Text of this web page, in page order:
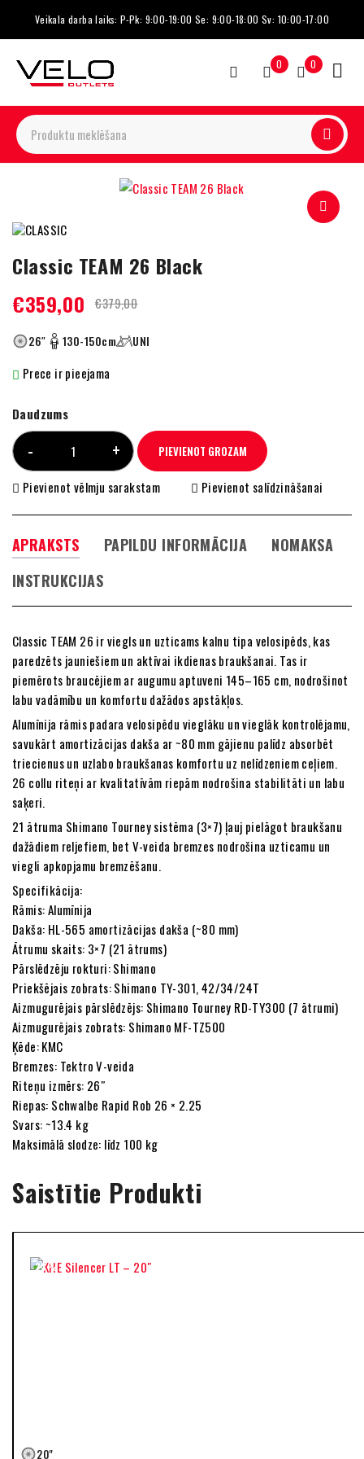
Veikala darba laiks: P-Pk: 9:00-19:00 Se: 9:00-18:00 Sv: 10:00-17:00
0 0
Classic TEAM 26 Black
€379,00
€359,00
26″ 130-150cm UNI
Prece ir pieejama
Daudzums
PIEVIENOT GROZAM
Pievienot vēlmju sarakstam Pievienot salīdzināšanai
APRAKSTS PAPILDU INFORMĀCIJA
NOMAKSA
INSTRUKCIJAS
Classic TEAM 26 ir viegls un uzticams kalnu tipa velosipēds, kas
paredzēts jauniešiem un aktīvai ikdienas braukšanai. Tas ir
piemērots braucējiem ar augumu aptuveni 145–165 cm, nodrošinot
labu vadāmību un komfortu dažādos apstākļos.
Alumīnija rāmis padara velosipēdu vieglāku un vieglāk kontrolējamu,
savukārt amortizācijas dakša ar ~80 mm gājienu palīdz absorbēt
triecienus un uzlabo braukšanas komfortu uz nelīdzeniem ceļiem.
26 collu riteņi ar kvalitatīvām riepām nodrošina stabilitāti un labu
saķeri.
21 ātruma Shimano Tourney sistēma (3×7) ļauj pielāgot braukšanu
dažādiem reljefiem, bet V-veida bremzes nodrošina uzticamu un
viegli apkopjamu bremzēšanu.
Specifikācija:
Rāmis: Alumīnija
Dakša: HL-565 amortizācijas dakša (~80 mm)
Ātrumu skaits: 3×7 (21 ātrums)
Pārslēdzēju rokturi: Shimano
Priekšējais zobrats: Shimano TY-301, 42/34/24T
Aizmugurējais pārslēdzējs: Shimano Tourney RD-TY300 (7 ātrumi)
Aizmugurējais zobrats: Shimano MF-TZ500
Ķēde: KMC
Bremzes: Tektro V-veida
Riteņu izmērs: 26″
Riepas: Schwalbe Rapid Rob 26 × 2.25
Svars: ~13.4 kg
Maksimālā slodze: līdz 100 kg
Saistītie Produkti
-10%
26"
24″
UNI
27.5"
165-175cm
-23%
20"
-17%
29"
170-190cm
-26%
16"
110-116cm
UNI
-21%
28″
-7%
20"
-21%
28″
-10%
26"
24″
UNI
27.5"
165-175cm
-23%
20"